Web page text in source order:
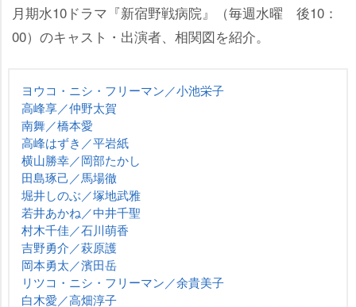
月期水10ドラマ『新宿野戦病院』（毎週水曜 後10：
00）のキャスト・出演者、相関図を紹介。
ヨウコ・ニシ・フリーマン／小池栄子
高峰享／仲野太賀
南舞／橋本愛
高峰はずき／平岩紙
横山勝幸／岡部たかし
田島琢己／馬場徹
堀井しのぶ／塚地武雅
若井あかね／中井千聖
村木千佳／石川萌香
吉野勇介／萩原護
岡本勇太／濱田岳
リツコ・ニシ・フリーマン／余貴美子
白木愛／高畑淳子